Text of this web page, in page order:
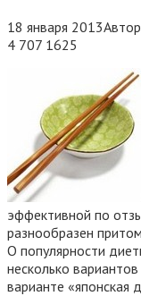
18 января 2013
4 707 1625
эффективной по
разнообразен
О популярности
несколько
варианте «японская